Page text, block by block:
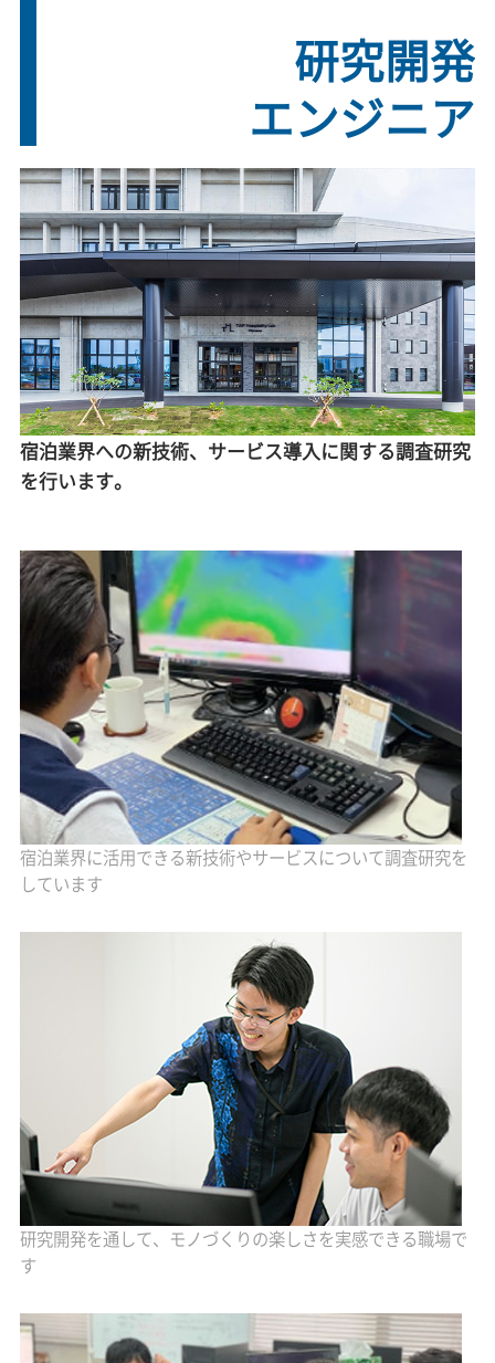
研究開発
エンジニア
宿泊業界への新技術、サービス導入に関する調査研究
を行います。
宿泊業界に活用できる新技術やサービスについて調査研究を
しています
研究開発を通して、モノづくりの楽しさを実感できる職場で
す